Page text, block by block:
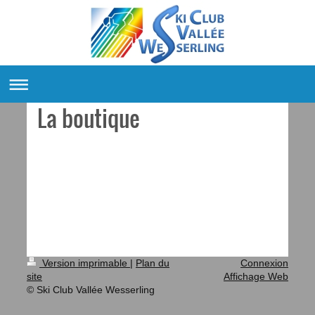
La boutique
Version imprimable | Plan du
site
© Ski Club Vallée Wesserling
Connexion
Affichage Web